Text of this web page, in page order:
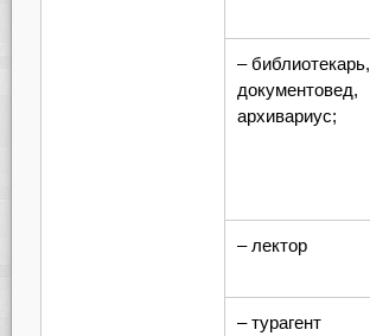
– библиотекарь,
документовед,
архивариус;
– лектор
– турагент